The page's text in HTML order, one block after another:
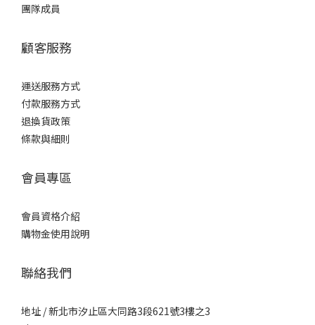
團隊成員
顧客服務
運送服務方式
付款服務方式
退換貨政策
條款與細則
會員專區
會員資格介紹
購物金使用說明
聯絡我們
地址 / 新北市汐止區大同路3段621號3樓之3